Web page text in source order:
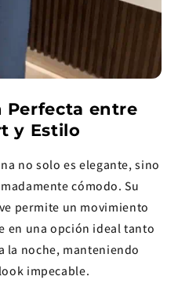
Perfecta entre
y Estilo
no solo es elegante, sino
cómodo. Su
permite un movimiento
en una opción ideal tanto
la noche, manteniendo
impecable.